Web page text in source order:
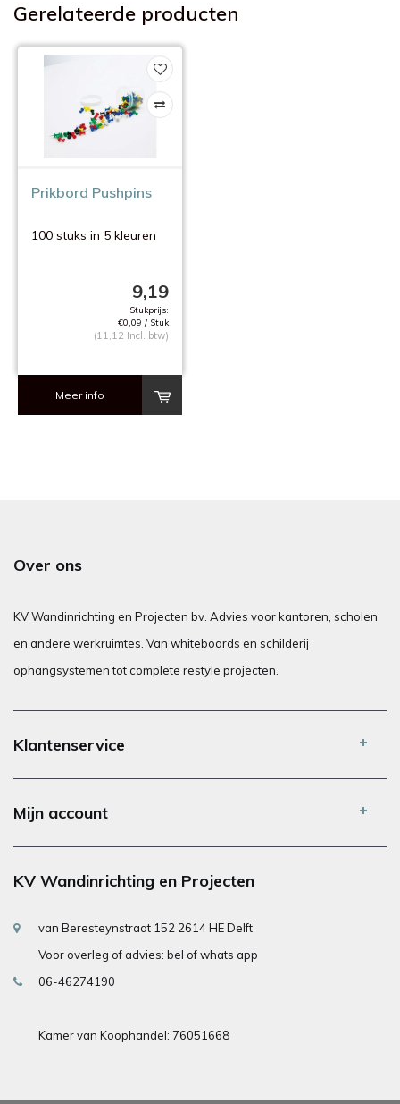
Gerelateerde producten
Prikbord Pushpins
100 stuks in 5 kleuren
9,19
Stukprijs:
€0,09 / Stuk
(11,12 Incl. btw)
Meer info
Over ons
KV Wandinrichting en Projecten bv. Advies voor kantoren, scholen
en andere werkruimtes. Van whiteboards en schilderij
ophangsystemen tot complete restyle projecten.
Klantenservice
Mijn account
KV Wandinrichting en Projecten
van Beresteynstraat 152 2614 HE Delft
Voor overleg of advies: bel of whats app
06-46274190
Kamer van Koophandel: 76051668